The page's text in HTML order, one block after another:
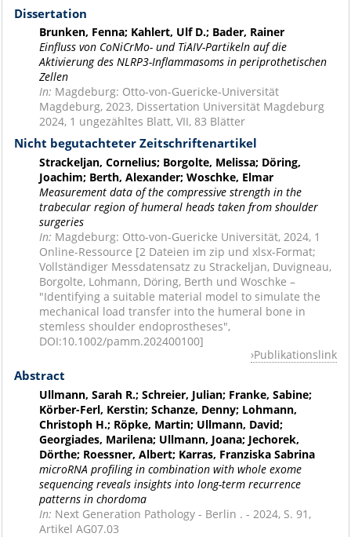
Dissertation
Brunken, Fenna; Kahlert, Ulf D.; Bader, Rainer
Einfluss von CoNiCrMo- und TiAIV-Partikeln auf die
Aktivierung des NLRP3-Inflammasoms in periprothetischen
Zellen
In: Magdeburg: Otto-von-Guericke-Universität
Magdeburg, 2023, Dissertation Universität Magdeburg
2024, 1 ungezähltes Blatt, VII, 83 Blätter
Nicht begutachteter Zeitschriftenartikel
Strackeljan, Cornelius; Borgolte, Melissa; Döring,
Joachim; Berth, Alexander; Woschke, Elmar
Measurement data of the compressive strength in the
trabecular region of humeral heads taken from shoulder
surgeries
In: Magdeburg: Otto-von-Guericke Universität, 2024, 1
Online-Ressource [2 Dateien im zip und xlsx-Format;
Vollständiger Messdatensatz zu Strackeljan, Duvigneau,
Borgolte, Lohmann, Döring, Berth und Woschke –
"Identifying a suitable material model to simulate the
mechanical load transfer into the humeral bone in
stemless shoulder endoprostheses",
DOI:10.1002/pamm.202400100]
Publikationslink
Abstract
Ullmann, Sarah R.; Schreier, Julian; Franke, Sabine;
Körber-Ferl, Kerstin; Schanze, Denny; Lohmann,
Christoph H.; Röpke, Martin; Ullmann, David;
Georgiades, Marilena; Ullmann, Joana; Jechorek,
Dörthe; Roessner, Albert; Karras, Franziska Sabrina
microRNA profiling in combination with whole exome
sequencing reveals insights into long-term recurrence
patterns in chordoma
In: Next Generation Pathology - Berlin . - 2024, S. 91,
Artikel AG07.03